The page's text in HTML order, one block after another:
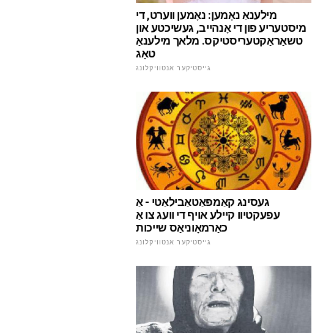
מילענאַ נאָמען: נאָמען ווערט, די
מיסטעריע פון די אָנהייב, געשיכטע און
טשאַראַקטעריסטיקס. מלאך מילענאַ
טאָג
גייסטיקער אנטוויקלונג
געסינג קאַמפּאַטאַבילאַטי - אַ
עפעקטיוו קיילע אויף די וועג צו אַ
כאַרמאָוניאַס שייכות
גייסטיקער אנטוויקלונג